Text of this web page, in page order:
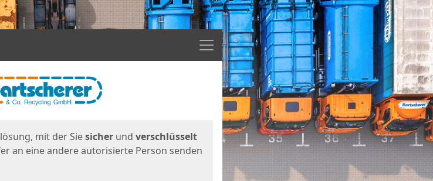
Menü
mit der Siesicher und verschlüsselt
an eine andere autorisierte Person senden